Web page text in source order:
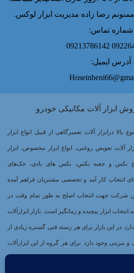
رضا زاده مدیریت ابزار لوکس.
شماره تماس:
09226489391
آدرس ایمیل:
ابزار آلات مکانیکی خودرو
بالا درابزار آلات تعمیرگاهی از قبیل انواع ابزار
آلات تعویض روغنی، انواع ابزار مخصوص، ابزار
بکس و جعبه بکس، بکس های بادی، جک‌های
انتخاب کار آمد و تخصصی مشتریان فراهم آمده
شرکت جهت انتخاب اصلح به طور تمام وقت در
ابزار پیچیده و زمانگیر است. بازار ابزارآلات
دارد. در این بازار برای هر رسته فنی گستره زیادی از
و بنزینی وجود دارد. برای هر گروه از این ابزارآلات